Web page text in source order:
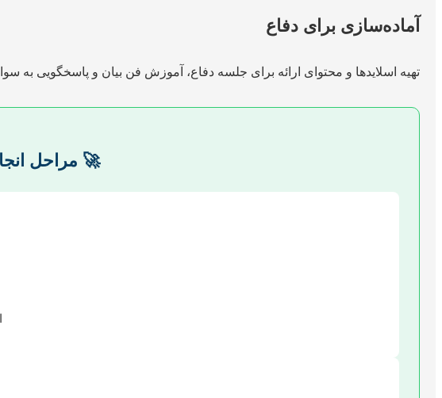
آماده‌سازی برای دفاع
تهیه اسلایدها و محتوای ارائه برای جلسه دفاع، آموزش فن بیان و پاسخگویی به
🚀 مراحل